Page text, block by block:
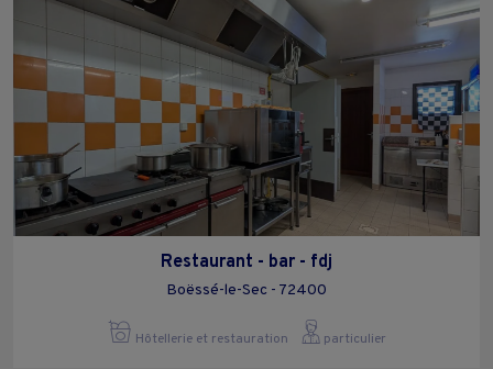
Restaurant - bar - fdj
Boëssé-le-Sec - 72400
Hôtellerie et restauration particulier